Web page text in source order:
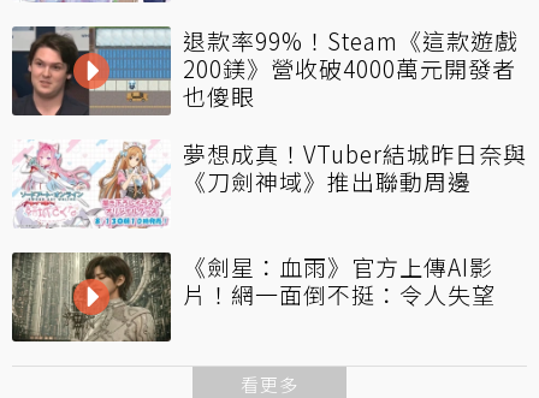
退款率99%！Steam《這款遊戲
200鎂》營收破4000萬元開發者
也傻眼
夢想成真！VTuber結城昨日奈與
《刀劍神域》推出聯動周邊
《劍星：血雨》官方上傳AI影
片！網一面倒不挺：令人失望
看更多